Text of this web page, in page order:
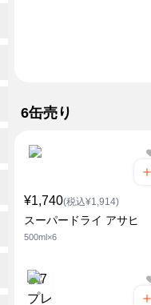
6缶売り
¥1,740(税込¥1,914)
スーパードライ アサヒ
500ml×6